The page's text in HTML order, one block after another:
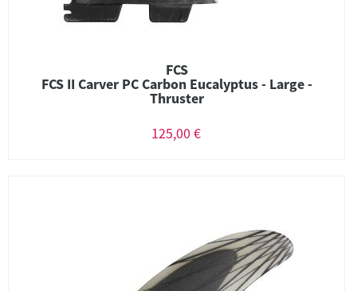
FCS
FCS II Carver PC Carbon Eucalyptus - Large -
Thruster
125,00 €